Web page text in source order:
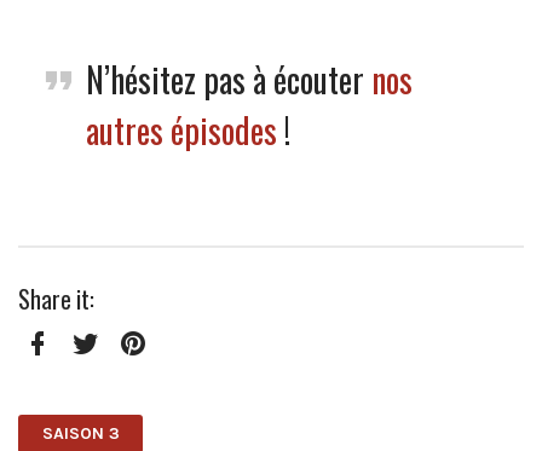
N’hésitez pas à écouter nos
autres épisodes!
Share it:
SAISON 3